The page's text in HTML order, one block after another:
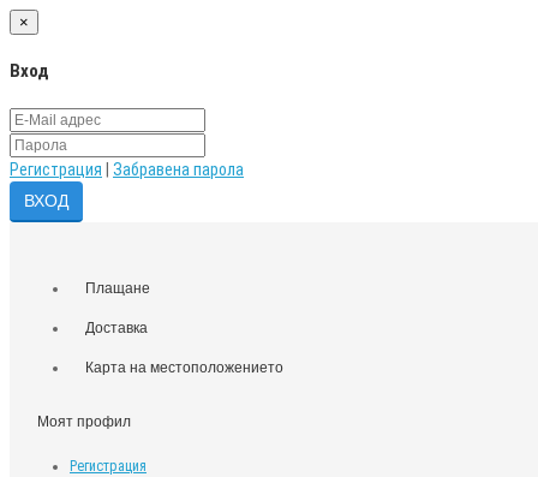
×
Вход
Регистрация Забравена парола
Плащане
Доставка
Карта на местоположението
Моят профил
Регистрация